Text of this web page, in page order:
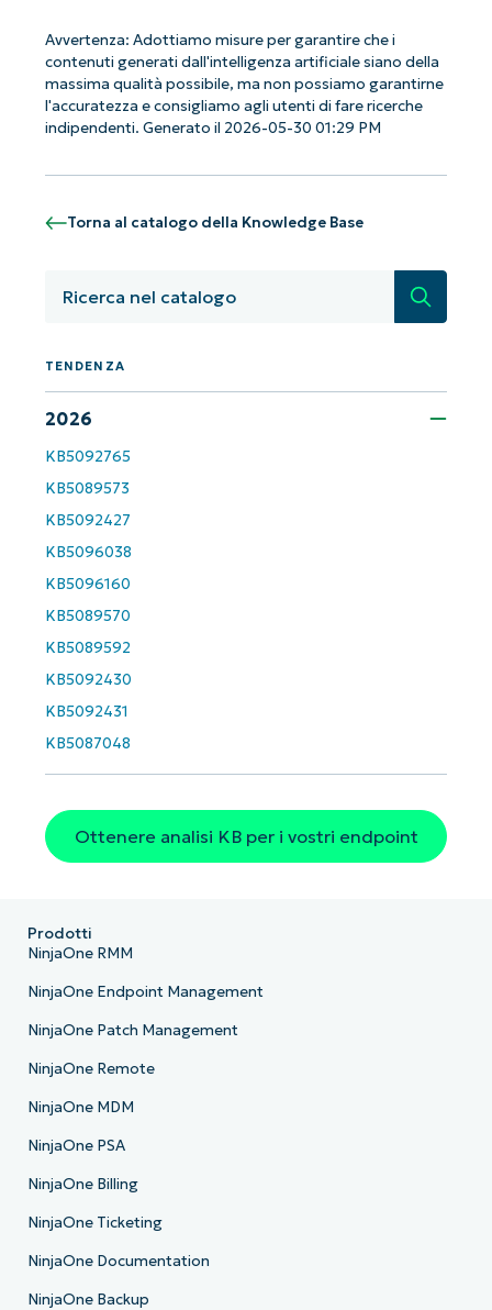
Avvertenza: Adottiamo misure per garantire che i
contenuti generati dall'intelligenza artificiale siano della
massima qualità possibile, ma non possiamo garantirne
l'accuratezza e consigliamo agli utenti di fare ricerche
indipendenti. Generato il 2026-05-30 01:29 PM
Torna al catalogo della Knowledge Base
Ricerca
TENDENZA
2026
KB5092765
KB5089573
KB5092427
KB5096038
KB5096160
KB5089570
KB5089592
KB5092430
KB5092431
KB5087048
Ottenere analisi KB per i vostri endpoint
Prodotti
NinjaOne RMM
NinjaOne Endpoint Management
NinjaOne Patch Management
NinjaOne Remote
NinjaOne MDM
NinjaOne PSA
NinjaOne Billing
NinjaOne Ticketing
NinjaOne Documentation
NinjaOne Backup